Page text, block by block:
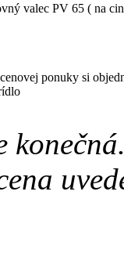
valec PV 65 ( na
ponuky si